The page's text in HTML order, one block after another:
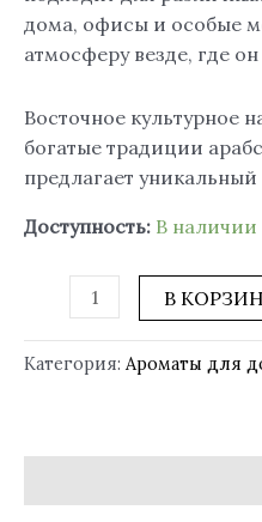
дома, офисы и особые
атмосферу везде, где
Восточное культурное
богатые традиции
предлагает
Доступность: В наличии
В
Категория: Ароматы для